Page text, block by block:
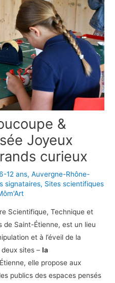
&
Joyeux
curieux
12 ans,Auvergne-Rhône-
signataires, Sites scientifiques
Scientifique, Technique et
de Saint-Étienne, est un lieu
et à l’éveil de la
deux sites –la
elle propose aux
publics des espaces pensés